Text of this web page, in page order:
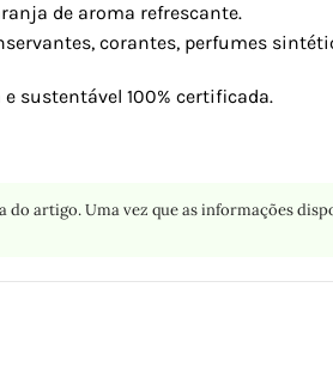
de aroma refrescante.
corantes, perfumes
sustentável 100% certificada.
artigo. Uma vez que as informações